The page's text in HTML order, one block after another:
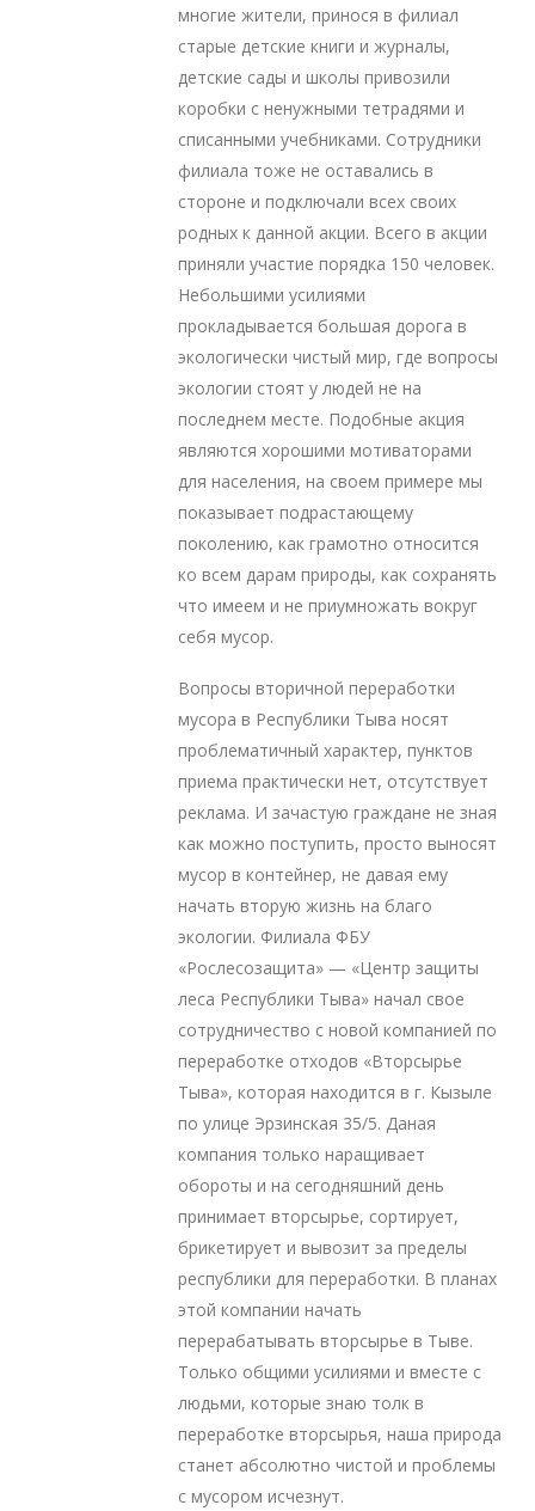
многие жители, принося в филиал
старые детские книги и журналы,
детские сады и школы привозили
коробки с ненужными тетрадями и
списанными учебниками. Сотрудники
филиала тоже не оставались в
стороне и подключали всех своих
родных к данной акции. Всего в акции
приняли участие порядка 150 человек.
Небольшими усилиями
прокладывается большая дорога в
экологически чистый мир, где вопросы
экологии стоят у людей не на
последнем месте. Подобные акция
являются хорошими мотиваторами
для населения, на своем примере мы
показывает подрастающему
поколению, как грамотно относится
ко всем дарам природы, как сохранять
что имеем и не приумножать вокруг
себя мусор.
Вопросы вторичной переработки
мусора в Республики Тыва носят
проблематичный характер, пунктов
приема практически нет, отсутствует
реклама. И зачастую граждане не зная
как можно поступить, просто выносят
мусор в контейнер, не давая ему
начать вторую жизнь на благо
экологии. Филиала ФБУ
«Рослесозащита» — «Центр защиты
леса Республики Тыва» начал свое
сотрудничество с новой компанией по
переработке отходов «Вторсырье
Тыва», которая находится в г. Кызыле
по улице Эрзинская 35/5. Даная
компания только наращивает
обороты и на сегодняшний день
принимает вторсырье, сортирует,
брикетирует и вывозит за пределы
республики для переработки. В планах
этой компании начать
перерабатывать вторсырье в Тыве.
Только общими усилиями и вместе с
людьми, которые знаю толк в
переработке вторсырья, наша природа
станет абсолютно чистой и проблемы
с мусором исчезнут.